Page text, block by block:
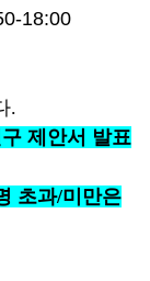
18:00
.
제안서 발표
초과/미만은